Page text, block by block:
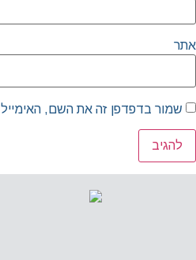
אתר
שמור בדפדפן זה את השם,